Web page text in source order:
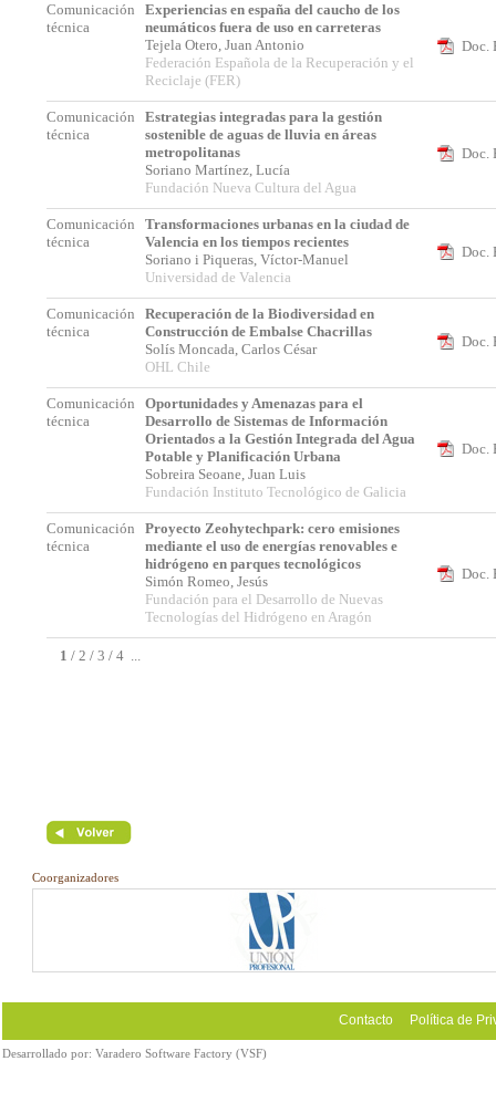
Comunicación
técnica
Experiencias en españa del caucho de los
neumáticos fuera de uso en carreteras
Tejela Otero, Juan Antonio
Federación Española de la Recuperación y el
Reciclaje (FER)
Doc.
Comunicación
técnica
Estrategias integradas para la gestión
sostenible de aguas de lluvia en áreas
metropolitanas
Soriano Martínez, Lucía
Fundación Nueva Cultura del Agua
Doc.
Comunicación
técnica
Transformaciones urbanas en la ciudad de
Valencia en los tiempos recientes
Soriano i Piqueras, Víctor-Manuel
Universidad de Valencia
Doc.
Comunicación
técnica
Recuperación de la Biodiversidad en
Construcción de Embalse Chacrillas
Solís Moncada, Carlos César
OHL Chile
Doc.
Comunicación
técnica
Oportunidades y Amenazas para el
Desarrollo de Sistemas de Información
Orientados a la Gestión Integrada del Agua
Potable y Planificación Urbana
Sobreira Seoane, Juan Luis
Fundación Instituto Tecnológico de Galicia
Doc.
Comunicación
técnica
Proyecto Zeohytechpark: cero emisiones
mediante el uso de energías renovables e
hidrógeno en parques tecnológicos
Simón Romeo, Jesús
Fundación para el Desarrollo de Nuevas
Tecnologías del Hidrógeno en Aragón
Doc.
1 / 2 / 3 / 4 ...
Coorganizadores
Contacto Política de
Desarrollado por: Varadero Software Factory (VSF)